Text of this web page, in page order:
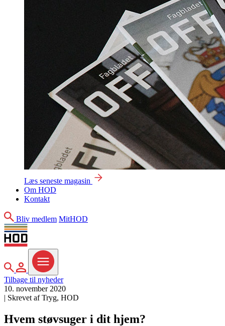
Læs seneste magasin
Om HOD
Kontakt
Søg
Bliv medlem MitHOD
MitHOD
Menu
Tilbage til nyheder
10. november 2020
| Skrevet af Tryg, HOD
Hvem støvsuger i dit hjem?